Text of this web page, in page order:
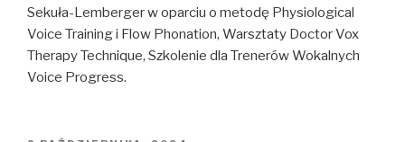
Sekuła-Lemberger w oparciu o metodę Physiological
Voice Training i Flow Phonation, Warsztaty Doctor Vox
Therapy Technique, Szkolenie dla Trenerów Wokalnych
Voice Progress.